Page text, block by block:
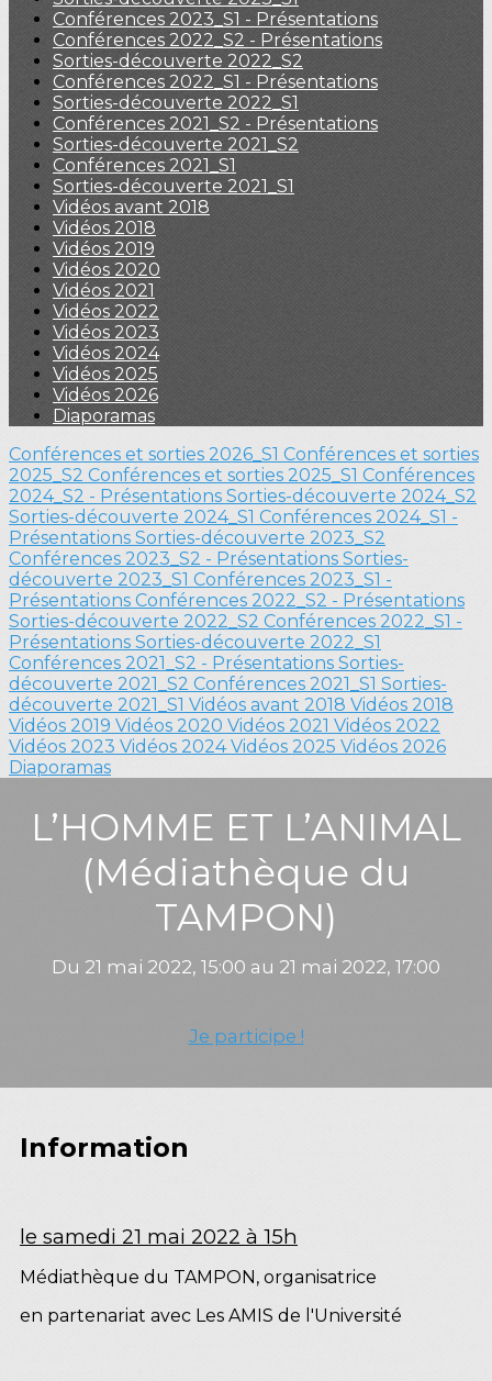
Conférences 2023_S1 - Présentations
Conférences 2022_S2 - Présentations
Sorties-découverte 2022_S2
Conférences 2022_S1 - Présentations
Sorties-découverte 2022_S1
Conférences 2021_S2 - Présentations
Sorties-découverte 2021_S2
Conférences 2021_S1
Sorties-découverte 2021_S1
Vidéos avant 2018
Vidéos 2018
Vidéos 2019
Vidéos 2020
Vidéos 2021
Vidéos 2022
Vidéos 2023
Vidéos 2024
Vidéos 2025
Vidéos 2026
Diaporamas
Conférences et sorties 2026_S1 Conférences et sorties
2025_S2 Conférences et sorties 2025_S1 Conférences
2024_S2 - Présentations Sorties-découverte 2024_S2
Sorties-découverte 2024_S1 Conférences 2024_S1 -
Présentations Sorties-découverte 2023_S2
Conférences 2023_S2 - Présentations Sorties-
découverte 2023_S1 Conférences 2023_S1 -
Présentations Conférences 2022_S2 - Présentations
Sorties-découverte 2022_S2 Conférences 2022_S1 -
Présentations Sorties-découverte 2022_S1
Conférences 2021_S2 - Présentations Sorties-
découverte 2021_S2 Conférences 2021_S1 Sorties-
découverte 2021_S1 Vidéos avant 2018 Vidéos 2018
Vidéos 2019 Vidéos 2020 Vidéos 2021 Vidéos 2022
Vidéos 2023 Vidéos 2024Vidéos 2025 Vidéos 2026
Diaporamas
L’HOMME ET L’ANIMAL
(Médiathèque du
TAMPON)
Du 21 mai 2022, 15:00 au 21 mai 2022, 17:00
Je participe !
Information
le samedi 21 mai 2022 à 15h
Médiathèque du TAMPON, organisatrice
en partenariat avec Les AMIS de l'Université